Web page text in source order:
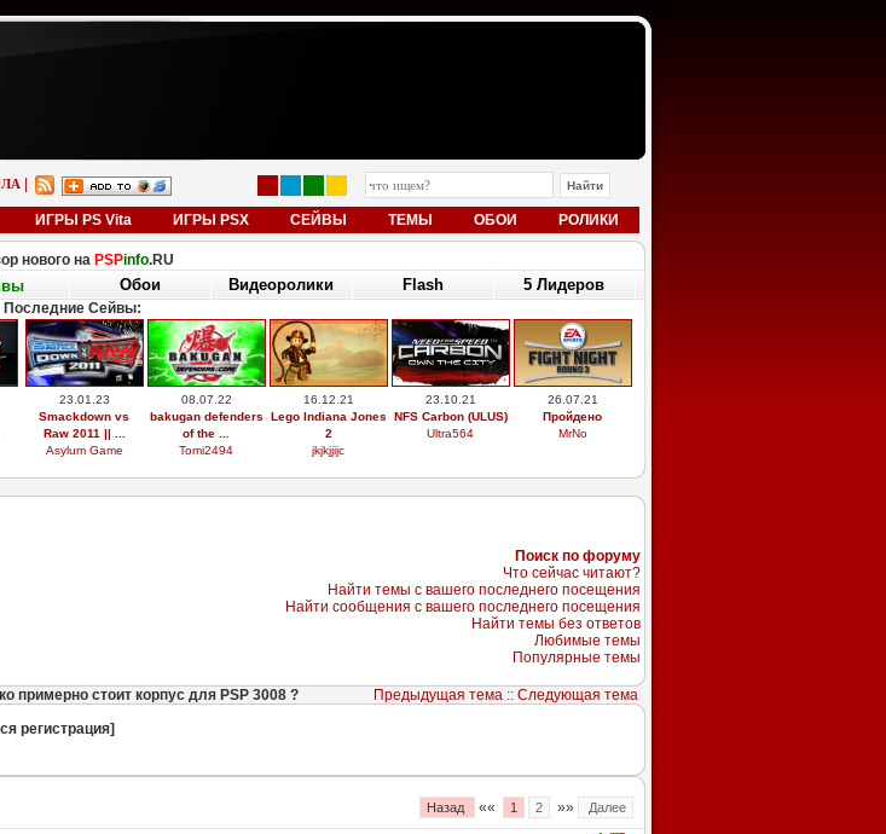
ИГРЫ PS Vita ИГРЫ PSX СЕЙВЫ ТЕМЫ ОБОИ РОЛИКИ
нового на PSPinfo.RU
Обои Видеоролики Flash 5 Лидеров
Последние Сейвы:
23.01.23
Smackdown vs
Raw 2011 || ...
Asylum Game
08.07.22
bakugan defenders
of the ...
Tomi2494
16.12.21
Lego Indiana Jones
2
jkjkjjijc
23.10.21
NFS Carbon (ULUS)
Ultra564
26.07.21
Пройдено
MrNo
Поиск по форуму
Что сейчас читают?
Найти темы с вашего последнего посещения
Найти сообщения с вашего последнего посещения
Найти темы без ответов
Любимые темы
Популярные темы
примерно стоит корпус для PSP 3008 ? Предыдущая тема:: Следующая тема
регистрация]
Назад «« 1 2 »» Далее